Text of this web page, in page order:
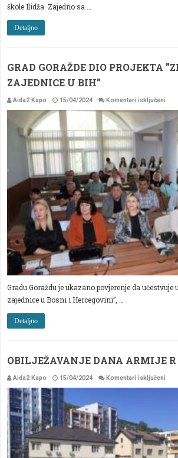
škole Ilidža. Zajedno sa …
Detaljno
GRAD GORAŽDE DIO PROJEKTA
ZAJEDNICE U BIH”
Aida2 Kapo 15/04/2024 Komentari isključeni
DIO
Gradu Goraždu je ukazano povjerenje da učestvuje
zajednice u Bosni i Hercegovini”, …
Detaljno
OBILJEŽAVANJE DANA ARMIJE
Aida2 Kapo 15/04/2024 Komentari isključeni